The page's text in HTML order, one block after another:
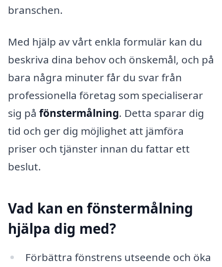
branschen.
Med hjälp av vårt enkla formulär kan du
beskriva dina behov och önskemål, och på
bara några minuter får du svar från
professionella företag som specialiserar
sig på fönstermålning. Detta sparar dig
tid och ger dig möjlighet att jämföra
priser och tjänster innan du fattar ett
beslut.
Vad kan en fönstermålning
hjälpa dig med?
Förbättra fönstrens utseende och öka